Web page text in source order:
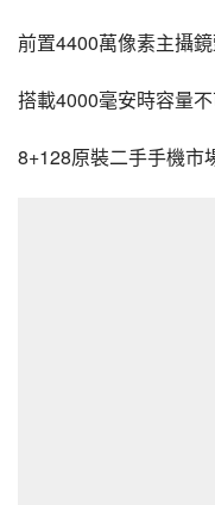
前置4400萬像素主攝
搭載4000毫安時容量
8+128原裝二手手機市